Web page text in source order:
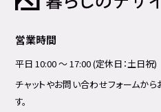
営業時間
平日 10:00 ～ 17:00 (定休日：土日祝)
チャットやお問い合わせフォームか
す。